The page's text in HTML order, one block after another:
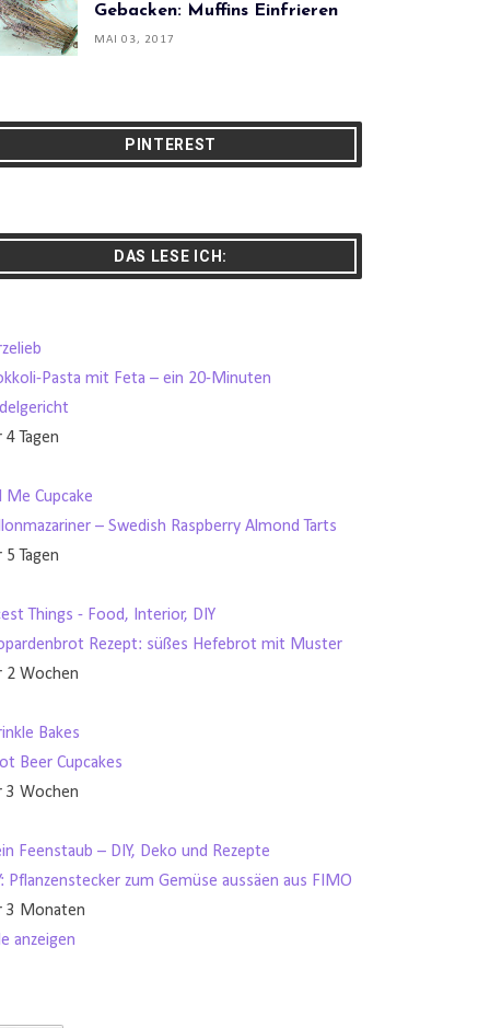
Gebacken: Muffins Einfrieren
MAI 03, 2017
PINTEREST
DAS LESE ICH:
Pasta mit Feta – ein 20-Minuten
4 Tagen
Me Cupcake
– Swedish Raspberry Almond Tarts
5 Tagen
Things - Food, Interior, DIY
Rezept: süßes Hefebrot mit Muster
2 Wochen
Bakes
Beer Cupcakes
3 Wochen
Feenstaub – DIY, Deko und Rezepte
Pflanzenstecker zum Gemüse aussäen aus FIMO
3 Monaten
anzeigen